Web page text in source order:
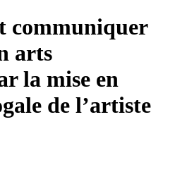
communiquer
arts
la mise en
de l’artiste